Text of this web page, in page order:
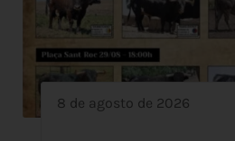
8 de agosto de 2026